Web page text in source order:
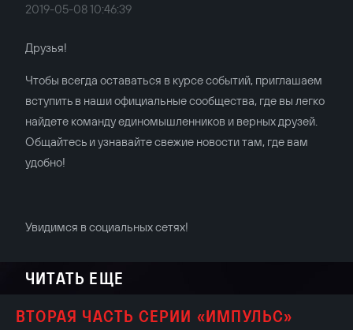
2019-05-08 10:46:39
Друзья!
Чтобы всегда оставаться в курсе событий, приглашаем
вступить в наши официальные сообщества, где вы легко
найдете команду единомышленников и верных друзей.
Общайтесь и узнавайте свежие новости там, где вам
удобно!
Увидимся в социальных сетях!
ЧИТАТЬ ЕЩЕ
ВТОРАЯ ЧАСТЬ СЕРИИ «ИМПУЛЬС»